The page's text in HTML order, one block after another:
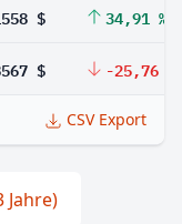
$ 34,91 %
$ -25,76 %
CSV Export
Jahre)